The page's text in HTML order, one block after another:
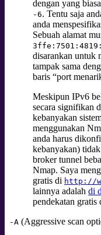
dengan yang
-6. Tentu saja
anda
Sebuah alamat
disarankan untuk
tampak sama
baris “port
Meskipun IPv6
secara signifikan
kebanyakan
menggunakan
anda harus
kebanyakan)
broker tunnel
Nmap. Saya
gratis di http://
lainnya adalah di
pendekatan gratis
-A (Aggressive scan